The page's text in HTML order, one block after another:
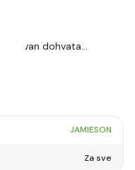
izvan dohvata…
JAMIESON
Za sve